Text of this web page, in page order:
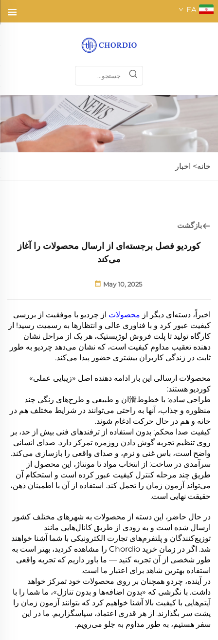
FA
خانه> اخبار
بازگشت
کوردیو فصل برجسته‌ای از ارسال محصولات را آغاز
می‌کند
May 10, 2025
اخیراً، دسته‌ای دیگر از محصولات از چردیو با موفقیت از بررسی
کیفیت عبور کرد و با فناوری عالی و انتظارها به رسمیت رسید! از
کارگاه تولید تا پلت فروش لوژیستیک، هر یک از مراحل نشان
دهنده تعقیب مداوم کیفیت است، که نشان می‌دهد چردیو به طور
ثابت در زندگی کاربران بیشتری حضور پیدا می‌کند.
محصولات ارسالی این بار ادامه دهنده اصل «زیبایی عملی»
کوردیو هستند:
طراحی ساده: با خطوط滑ان و طبیعی و طرح‌های رنگی چند
منظوره و جذاب، آنها به راحتی می‌توانند در شرایط مختلف هم در
خانه و هم در حال حرکت ادغام شوند.
کیفیت صدا محکم: بدون استفاده از ترفند‌های فنی بیش از حد، بر
روی تنظیم تجربه گوش دادن روزمره تمرکز دارد. صدای انسانی
واضح است، باس غنی و نرم، و صدای واقعی را بازسازی می‌کند.
سرآمدی در ساخت: از انتخاب مواد تا مونتاژ، این محصول از
طریق چند مرحله کنترل کیفیت عبور کرده است و استحکام آن
می‌تواند آزمون زمان را تحمل کند. استفاده از آن با اطمینان ذهن،
حقیقت نهایی است.
در حال حاضر، این دسته از محصولات به شهرهای مختلف کشور
ارسال شده است و به زودی از طریق کانال‌هایی مانند
توزیع‌کنندگان و پلتفرم‌های تجارت الکترونیکی با شما آشنا خواهند
شد. اگر در زمان خرید Chordio را مشاهده کردید، بهتر است به
طور شخصی از آن تجربه کنید — ما باور داریم که تجربه واقعی
استفاده بهترین شاهد برای اعتبار ما است.
در آینده، چردو همچنان بر روی محصولات خود تمرکز خواهد
داشت. با نگرشی که «بدون اضافه‌ها و بدون تنازل»، ما شما را با
آیتم‌هایی با کیفیت بالا آشنا خواهیم کرد که بتوانند آزمون زمان را
پشت سر بگذارند. از هر قدری اعتماد، سپاسگزاریم. ما در این
سفر هستیم، به طور مداوم به جلو می‌رویم.